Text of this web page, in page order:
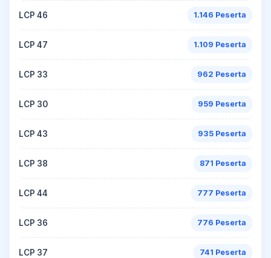
LCP 46 1.146 Peserta
LCP 47 1.109 Peserta
LCP 33 962 Peserta
LCP 30 959 Peserta
LCP 43 935 Peserta
LCP 38 871 Peserta
LCP 44 777 Peserta
LCP 36 776 Peserta
LCP 37 741 Peserta